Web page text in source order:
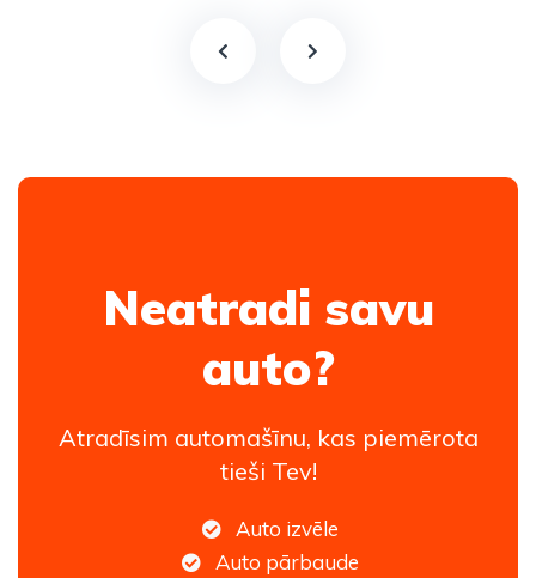
Neatradi savu
auto?
Atradīsim automašīnu, kas piemērota
tieši Tev!
Auto izvēle
Auto pārbaude